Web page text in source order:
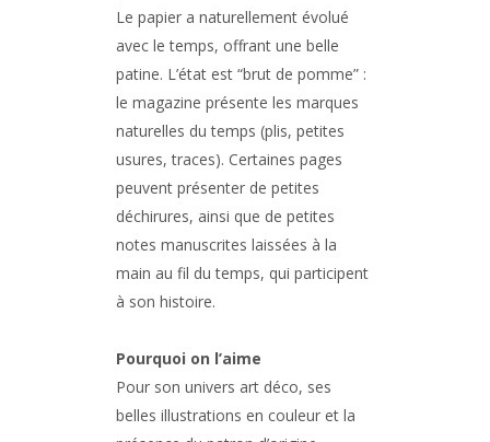
Le papier a naturellement évolué
avec le temps, offrant une belle
patine. L’état est “brut de pomme” :
le magazine présente les marques
naturelles du temps (plis, petites
usures, traces). Certaines pages
peuvent présenter de petites
déchirures, ainsi que de petites
notes manuscrites laissées à la
main au fil du temps, qui participent
à son histoire.
Pourquoi on l’aime
Pour son univers art déco, ses
belles illustrations en couleur et la